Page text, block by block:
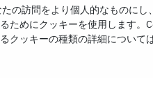
の訪問をより個人的なものにし
ためにクッキーを使用します。
クッキーの種類の詳細について